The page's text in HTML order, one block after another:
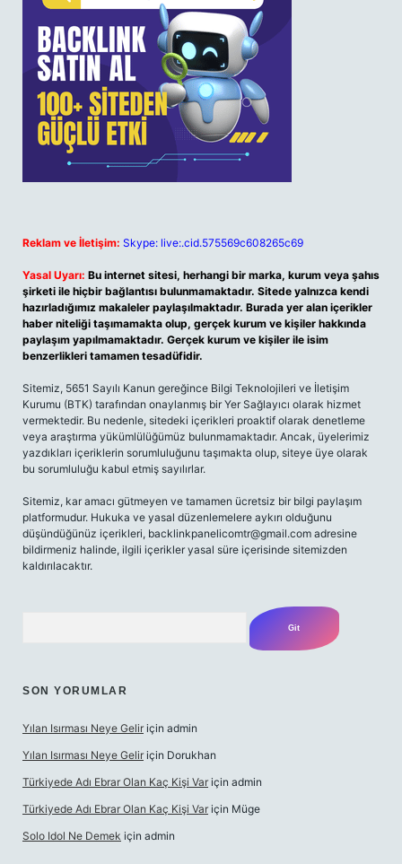
Reklam ve İletişim: Skype: live:.cid.575569c608265c69
Yasal Uyarı: Bu internet sitesi, herhangi bir marka, kurum veya şahıs
şirketi ile hiçbir bağlantısı bulunmamaktadır. Sitede yalnızca kendi
hazırladığımız makaleler paylaşılmaktadır. Burada yer alan içerikler
haber niteliği taşımamakta olup, gerçek kurum ve kişiler hakkında
paylaşım yapılmamaktadır. Gerçek kurum ve kişiler ile isim
benzerlikleri tamamen tesadüfidir.
Sitemiz, 5651 Sayılı Kanun gereğince Bilgi Teknolojileri ve İletişim
Kurumu (BTK) tarafından onaylanmış bir Yer Sağlayıcı olarak hizmet
vermektedir. Bu nedenle, sitedeki içerikleri proaktif olarak denetleme
veya araştırma yükümlülüğümüz bulunmamaktadır. Ancak, üyelerimiz
yazdıkları içeriklerin sorumluluğunu taşımakta olup, siteye üye olarak
bu sorumluluğu kabul etmiş sayılırlar.
Sitemiz, kar amacı gütmeyen ve tamamen ücretsiz bir bilgi paylaşım
platformudur. Hukuka ve yasal düzenlemelere aykırı olduğunu
düşündüğünüz içerikleri, backlinkpanelicomtr@gmail.com adresine
bildirmeniz halinde, ilgili içerikler yasal süre içerisinde sitemizden
kaldırılacaktır.
SON YORUMLAR
Yılan Isırması Neye Gelir için admin
Yılan Isırması Neye Gelir için Dorukhan
Türkiyede Adı Ebrar Olan Kaç Kişi Var için admin
Türkiyede Adı Ebrar Olan Kaç Kişi Var için Müge
Solo Idol Ne Demek için admin